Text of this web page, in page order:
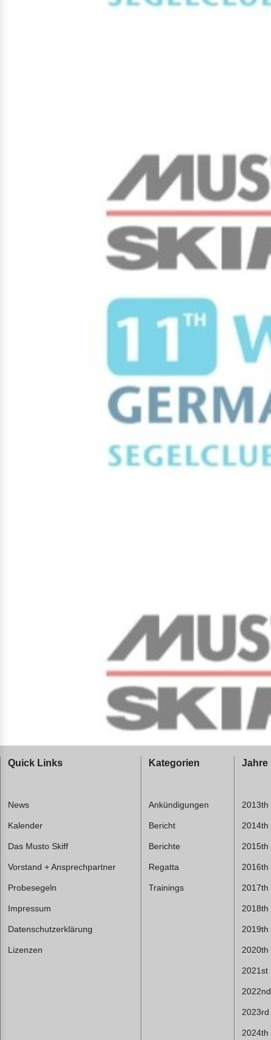
Quick Links
News
Kalender
Das Musto Skiff
Vorstand + Ansprechpartner
Probesegeln
Impressum
Datenschutzerklärung
Lizenzen
Kategorien
Ankündigungen
Bericht
Berichte
Regatta
Trainings
Jahre
2013th
2014th
2015th
2016th
2017th
2018th
2019th
2020th
2021st
2022nd
2023rd
2024th